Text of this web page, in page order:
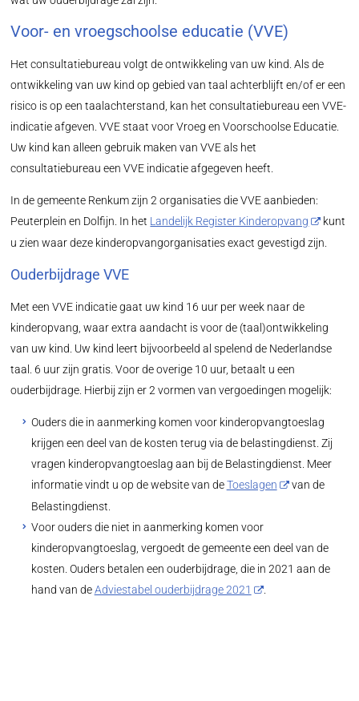
Voor- en vroegschoolse educatie (VVE)
Het consultatiebureau volgt de ontwikkeling van uw kind. Als de
ontwikkeling van uw kind op gebied van taal achterblijft en/of er een
risico is op een taalachterstand, kan het consultatiebureau een VVE-
indicatie afgeven. VVE staat voor Vroeg en Voorschoolse Educatie.
Uw kind kan alleen gebruik maken van VVE als het
consultatiebureau een VVE indicatie afgegeven heeft.
In de gemeente Renkum zijn 2 organisaties die VVE aanbieden:
Peuterplein en Dolfijn. In het Landelijk Register Kinderopvang
kunt
u zien waar deze kinderopvangorganisaties exact gevestigd zijn.
Ouderbijdrage VVE
Met een VVE indicatie gaat uw kind 16 uur per week naar de
kinderopvang, waar extra aandacht is voor de (taal)ontwikkeling
van uw kind. Uw kind leert bijvoorbeeld al spelend de Nederlandse
taal. 6 uur zijn gratis. Voor de overige 10 uur, betaalt u een
ouderbijdrage. Hierbij zijn er 2 vormen van vergoedingen mogelijk:
Ouders die in aanmerking komen voor kinderopvangtoeslag
krijgen een deel van de kosten terug via de belastingdienst. Zij
vragen kinderopvangtoeslag aan bij de Belastingdienst. Meer
informatie vindt u op de website van deToeslagen
van de
Belastingdienst.
Voor ouders die niet in aanmerking komen voor
kinderopvangtoeslag, vergoedt de gemeente een deel van de
kosten. Ouders betalen een ouderbijdrage, die in 2021 aan de
hand van deAdviestabel ouderbijdrage 2021 .